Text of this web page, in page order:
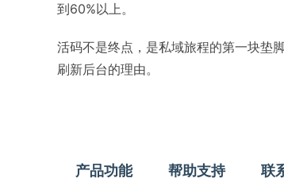
到60%以上。
活码不是终点，是私域旅程的第一块垫
刷新后台的理由。
产品功能 帮助支持 联